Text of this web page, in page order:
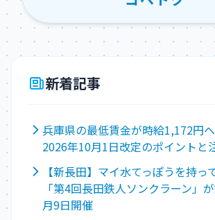
新着記事
兵庫県の最低賃金が時給1,172円へ
2026年10月1日改定のポイントと
【新長田】マイ水てっぽうを持っ
「第4回長田鉄人ソンクラーン」
月9日開催